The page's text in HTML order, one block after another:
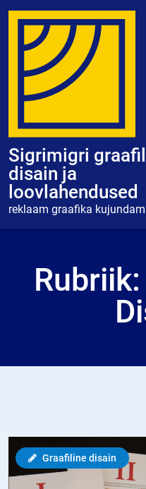
Skip
content
Sigrimigri
disain ja
loovlahendused
reklaam graafika
Rubriik:
Graafiline disain